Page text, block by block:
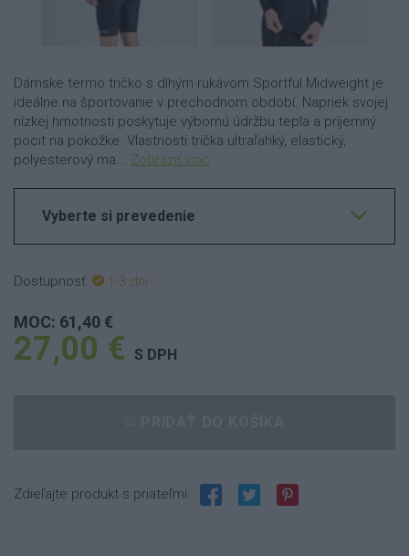
Dámske termo tričko s dlhým rukávom Sportful Midweight je
ideálne na športovanie v prechodnom období. Napriek svojej
nízkej hmotnosti poskytuje výbornú údržbu tepla a príjemný
pocit na pokožke. Vlastnosti trička ultraľahký, elastický,
polyesterový ma... Zobraziť viac
Vyberte si prevedenie
Dostupnosť: 1-3 dní
MOC: 61,40 €
27,00 € S DPH
Zdieľajte produkt s priateľmi: